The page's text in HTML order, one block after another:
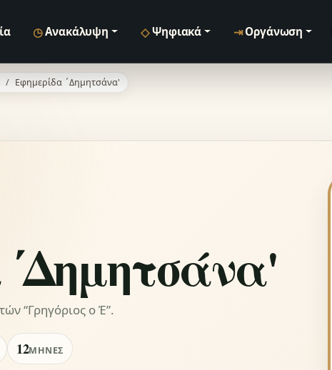
◷Ανακάλυψη ◇ Ψηφιακά ⇥ Οργάνωση
Εφημερίδα ΄Δημητσάνα'
“Γρηγόριος ο Έ”.
12ΜΉΝΕΣ